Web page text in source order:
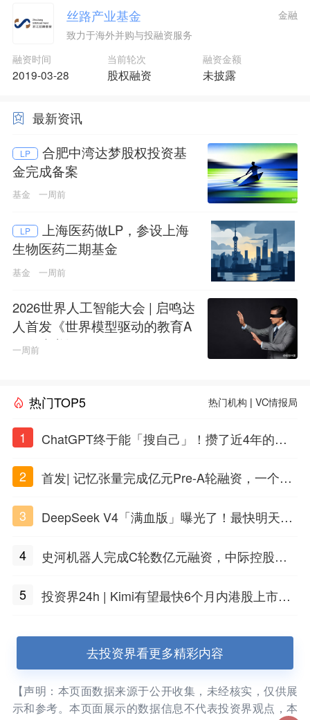
丝路产业基金
致力于海外并购与投融资服务
金融
融资时间
2019-03-28
当前轮次
股权融资
融资金额
未披露
最新资讯
LP
合肥中湾达梦股权投资基
金完成备案
基金 一周前
LP
上海医药做LP，参设上海
生物医药二期基金
基金 一周前
2026世界人工智能大会 | 启鸣达
人首发《世界模型驱动的教育A
GI白皮书》
一周前
热门TOP5 热门机构 |VC情报局
1
ChatGPT终于能「搜自己」！攒了近4年的对
2
首发| 记忆张量完成亿元Pre-A轮融资，一个上
3
DeepSeek V4「满血版」曝光了！最快明天发
4
史河机器人完成C轮数亿元融资，中际控股领
5
投资界24h | Kimi有望最快6个月内港股上市；
去投资界看更多精彩内容
【声明：本页面数据来源于公开收集，未经核实，仅供展
示和参考。本页面展示的数据信息不代表投资界观点，本